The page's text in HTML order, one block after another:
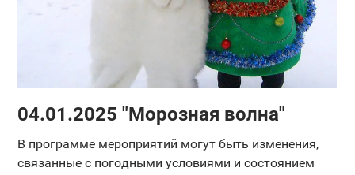
04.01.2025 "Морозная волна"
В программе мероприятий могут быть изменения,
связанные с погодными условиями и состоянием